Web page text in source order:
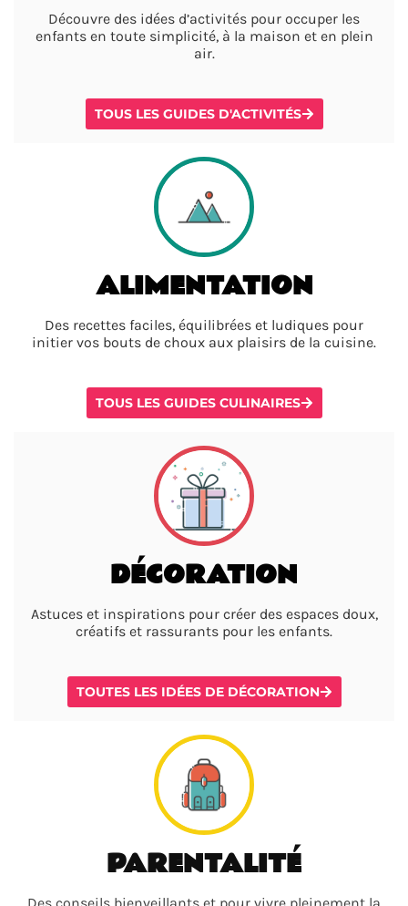
Découvre des idées d’activités pour occuper les
enfants en toute simplicité, à la maison et en plein
air.
TOUS LES GUIDES D'ACTIVITÉS
ALIMENTATION
Des recettes faciles, équilibrées et ludiques pour
initier vos bouts de choux aux plaisirs de la cuisine.
TOUS LES GUIDES CULINAIRES
DÉCORATION
Astuces et inspirations pour créer des espaces doux,
créatifs et rassurants pour les enfants.
TOUTES LES IDÉES DE DÉCORATION
PARENTALITÉ